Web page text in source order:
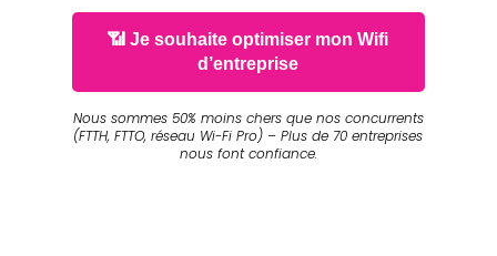
📶 Je souhaite optimiser mon Wifi
d’entreprise
Nous sommes 50% moins chers que nos concurrents
(FTTH, FTTO, réseau Wi-Fi Pro) – Plus de 70 entreprises
nous font confiance.